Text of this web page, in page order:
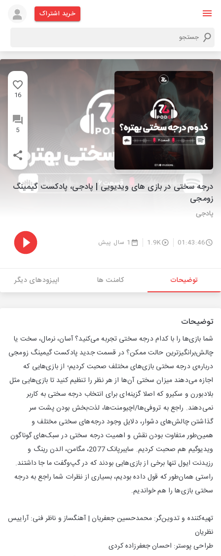
خرید اشتراک
16
5
درجه سختی در بازی های ویدیویی | پادجی، پادکست گیمینگ
زومجی
پادجی
01:43:46
1.9K 1 سال پیش
توضیحات کامنت ها اپیزودهای دیگر
توضیحات
شما بازی‌ها را با کدام درجه سختی تجربه می‌کنید؟ آسان، نرمال، سخت یا
چالش‌برانگیزترین حالت ممکن؟ در قسمت جدید پادکست گیمینگ زومجی
درباره‌ی درجه سختی بازی‌های مختلف صحبت کردیم؛ از بازی‌هایی که
اجازه می‌دهند میزان سختی آن‌ها از هر نظر را تنظیم کنید تا بازی‌هایی مثل
بلادبورن و سکیرو که اصلا گزینه‌ای برای انتخاب درجه سختی به کاربر
نمی‌دهند. راجع به تروفی‌ها/اچیومنت‌ها، لذت‌بخش بودن پشت سر
گذاشتن چالش‌های دشوار، دلایل وجود درجه‌های سختی مختلف و
همین‌طور متفاوت بودن نقش و اهمیت درجه سختی در سبک‌های گوناگون
ویدیوگیم هم صحبت کردیم. سایبرپانک 2077، مگامن، الدن رینگ و
رزیدنت ایول تنها برخی از بازی‌هایی بودند که در گپ‌وگفت ما جا داشتند.
راستی همان‌طور که قول داده بودیم، بسیاری از نظرات شما راجع به درجه
سختی بازی‌ها را هم خواندیم.
تهیه‌کننده و تدوین‌گر: محمدحسین جعفریان | آهنگساز و ناظر فنی: آراییس
نظریان
طراحی پوستر: احسان جعفرزاده کردی